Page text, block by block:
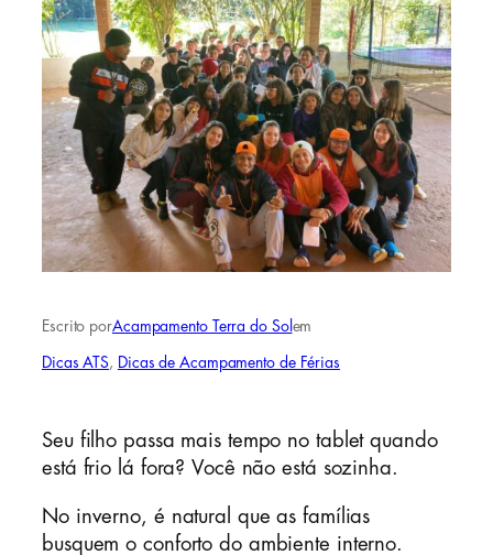
Escrito porAcampamento Terra do Sol em
Dicas ATS Dicas de Acampamento de Férias
Seu filho passa mais tempo no tablet quando
está frio lá fora? Você não está sozinha.
No inverno, é natural que as famílias
busquem o conforto do ambiente interno.